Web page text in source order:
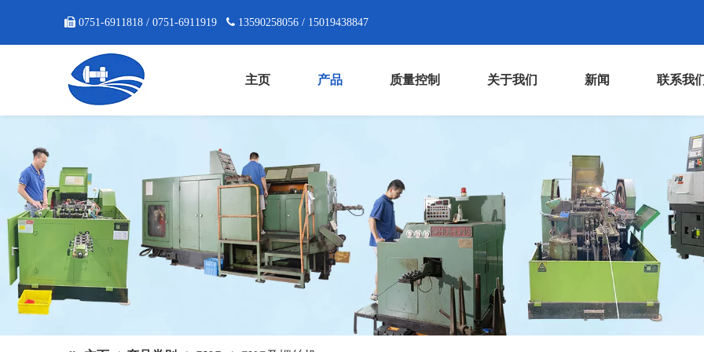
 0751-6911818 / 0751-6911919  13590258056 / 15019438847
主页 产品 质量控制 关于我们 新闻 联系我